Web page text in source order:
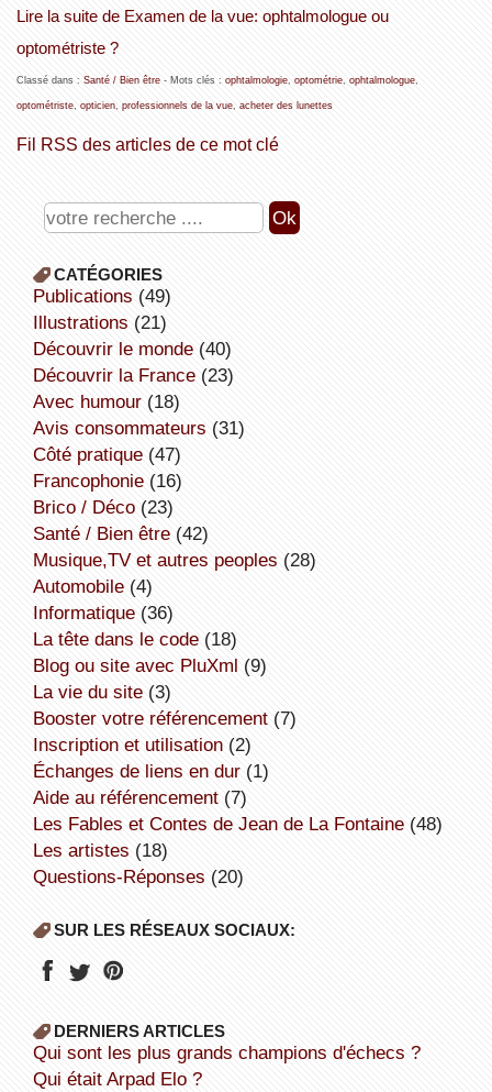
Lire la suite de Examen de la vue: ophtalmologue ou
optométriste ?
Classé dans : Santé / Bien être- Mots clés : ophtalmologie, optométrie, ophtalmologue,
optométriste, opticien, professionnels de la vue, acheter des lunettes
Fil RSS des articles de ce mot clé
CATÉGORIES
publications (49)
illustrations (21)
découvrir le monde(40)
découvrir la France(23)
avec humour(18)
avis consommateurs (31)
côté pratique(47)
Francophonie(16)
Brico / Déco(23)
Santé / Bien être(42)
Musique,TV et autres peoples (28)
Automobile(4)
informatique(36)
la tête dans le code(18)
Blog ou site avec PluXml (9)
la vie du site(3)
booster votre référencement(7)
inscription et utilisation(2)
échanges de liens en dur(1)
aide au référencement(7)
Les Fables et Contes de Jean de La Fontaine(48)
Les artistes (18)
Questions-Réponses (20)
SUR LES RÉSEAUX SOCIAUX:
DERNIERS ARTICLES
Qui sont les plus grands champions d'échecs ?
Qui était Arpad Elo ?